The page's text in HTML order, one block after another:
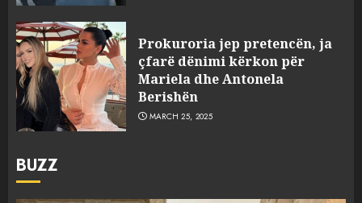
Prokuroria jep pretencën, ja
çfarë dënimi kërkon për
Mariela dhe Antonela
Berishën
MARCH 25, 2025
BUZZ